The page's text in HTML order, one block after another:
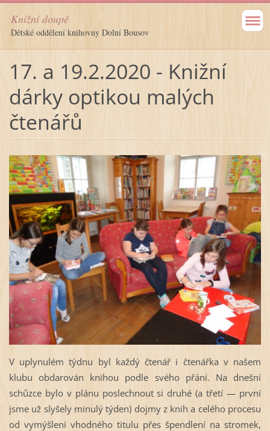
Knižní doupě
Dětské oddělení knihovny Dolní Bousov
17. a 19.2.2020 - Knižní
dárky optikou malých
čtenářů
V uplynulém týdnu byl každý čtenář i čtenářka v našem
klubu obdarován knihou podle svého přání. Na dnešní
schůzce bylo v plánu poslechnout si druhé (a třetí — první
jsme už slyšely minulý týden) dojmy z knih a celého procesu
od vymýšlení vhodného titulu přes špendlení na stromek,